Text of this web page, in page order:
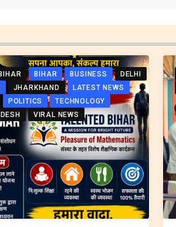
BIHAR BIHAR BUSINESS
DELHI
JHARKHAND
LATEST NEWS
POLITICS
TECHNOLOGY
VIRAL NEWS